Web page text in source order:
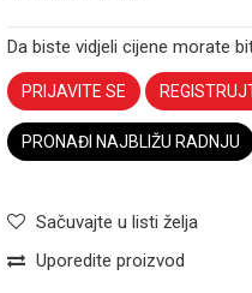
Da biste vidjeli cijene morate
PRIJAVITE SE
PRONAĐI NAJBLIŽU RADNJU
Sačuvajte u listi želja
Uporedite proizvod